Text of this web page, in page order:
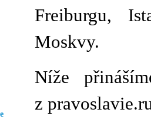
Freiburgu,
Moskvy.
Níže
z